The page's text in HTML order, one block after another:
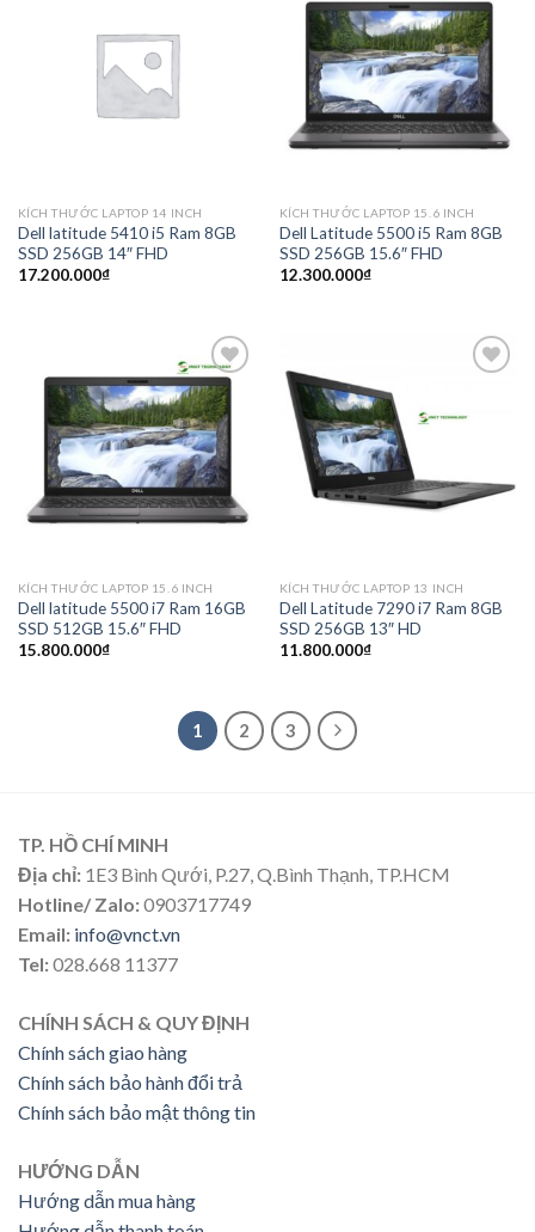
KÍCH THƯỚC LAPTOP 14 INCH
Dell latitude 5410 i5 Ram 8GB
SSD 256GB 14″ FHD
17.200.000₫
Add to
wishlist
KÍCH THƯỚC LAPTOP 15.6 INCH
Dell Latitude 5500 i5 Ram 8GB
SSD 256GB 15.6″ FHD
12.300.000₫
Add to
wishlist
KÍCH THƯỚC LAPTOP 15.6 INCH
Dell latitude 5500 i7 Ram 16GB
SSD 512GB 15.6″ FHD
15.800.000₫
KÍCH THƯỚC LAPTOP 13 INCH
Dell Latitude 7290 i7 Ram 8GB
SSD 256GB 13″ HD
11.800.000₫
1 2 3
TP. HỒ CHÍ MINH
Địa chỉ: 1E3 Bình Qưới, P.27, Q.Bình Thạnh, TP.HCM
Hotline/ Zalo:0903717749
Email: info@vnct.vn
Tel:028.668 11377
CHÍNH SÁCH & QUY ĐỊNH
Chính sách giao hàng
Chính sách bảo hành đổi trả
Chính sách bảo mật thông tin
HƯỚNG DẪN
Hướng dẫn mua hàng